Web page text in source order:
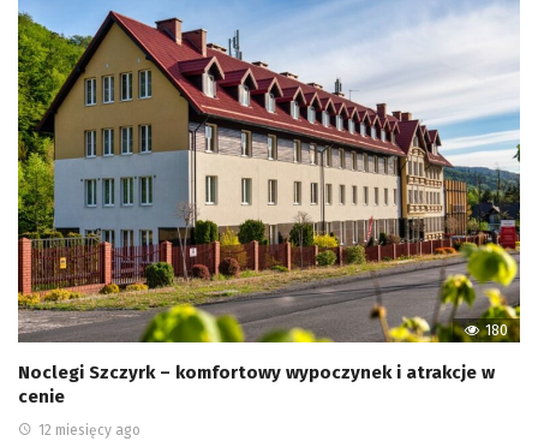
180
Noclegi Szczyrk – komfortowy wypoczynek i atrakcje w
cenie
12 miesięcy ago